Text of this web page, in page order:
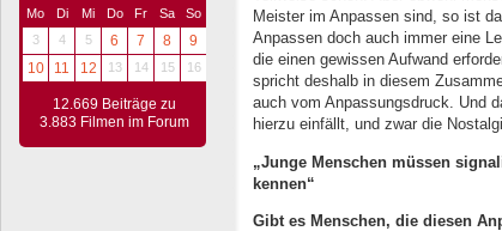
Mo Di Mi Do Fr Sa
So
3
4 5 6 7 8
9
10
11 12 13 14 15 16
12.669 Beiträge zu
3.883 Filmen im Forum
Meister im Anpassen sind, so ist
Anpassen doch auch immer eine
die einen gewissen Aufwand
spricht deshalb in diesem
auch vom Anpassungsdruck. Und
hierzu einfällt, und zwar die
„Junge Menschen müssen
kennen“
Gibt es Menschen, die diesen